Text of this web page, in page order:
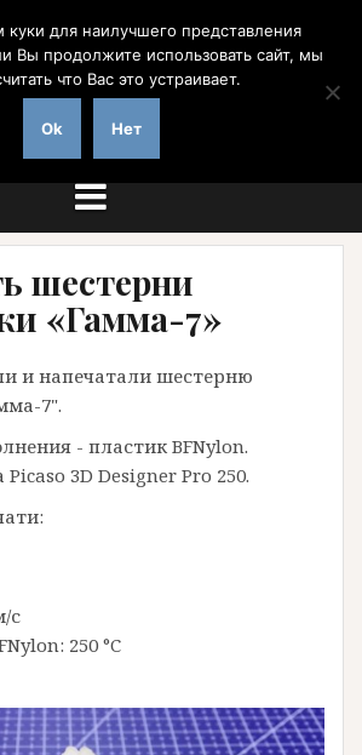
с доставкой по России
шестерни
«Гамма-7»
и напечатали шестерню
7".
- пластик BFNylon.
3D Designer Pro 250.
с
250 °C
для наилучшего представления
Вы продолжите использовать сайт, мы
что Вас это устраивает.
Ok Нет